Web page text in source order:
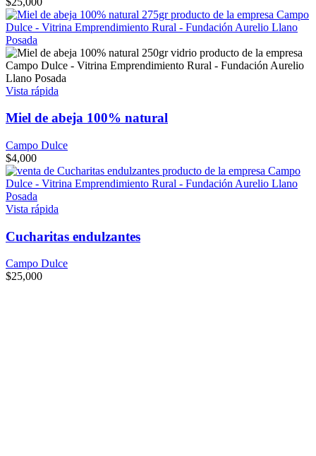
Vista rápida
Miel de abeja 100% natural
Campo Dulce
$4,000
Vista rápida
Cucharitas endulzantes
Campo Dulce
$25,000